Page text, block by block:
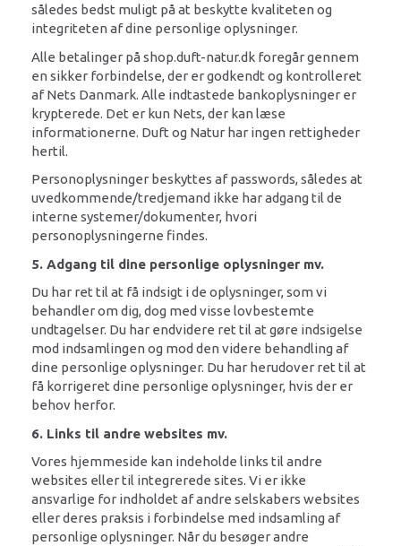
således bedst muligt på at beskytte kvaliteten og
integriteten af dine personlige oplysninger.
Alle betalinger på shop.duft-natur.dk foregår gennem
en sikker forbindelse, der er godkendt og kontrolleret
af Nets Danmark. Alle indtastede bankoplysninger er
krypterede. Det er kun Nets, der kan læse
informationerne. Duft og Natur har ingen rettigheder
hertil.
Personoplysninger beskyttes af passwords, således at
uvedkommende/tredjemand ikke har adgang til de
interne systemer/dokumenter, hvori
personoplysningerne findes.
5. Adgang til dine personlige oplysninger mv.
Du har ret til at få indsigt i de oplysninger, som vi
behandler om dig, dog med visse lovbestemte
undtagelser. Du har endvidere ret til at gøre indsigelse
mod indsamlingen og mod den videre behandling af
dine personlige oplysninger. Du har herudover ret til at
få korrigeret dine personlige oplysninger, hvis der er
behov herfor.
6. Links til andre websites mv.
Vores hjemmeside kan indeholde links til andre
websites eller til integrerede sites. Vi er ikke
ansvarlige for indholdet af andre selskabers websites
eller deres praksis i forbindelse med indsamling af
personlige oplysninger. Når du besøger andre